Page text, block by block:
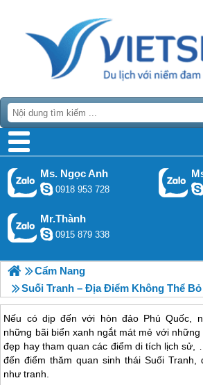
Ms. Ngọc Anh
0918 953 728
Mr.Thành
0915 879 338
Cẩm Nang
Suối Tranh – Địa Điểm Không Thể Bỏ
Nếu có dịp đến với hòn đảo Phú Quốc,
những bãi biển xanh ngắt mát mẻ với
đẹp hay tham quan các điểm di tích lịch sử,
đến điểm thăm quan sinh thái Suối
như tranh.